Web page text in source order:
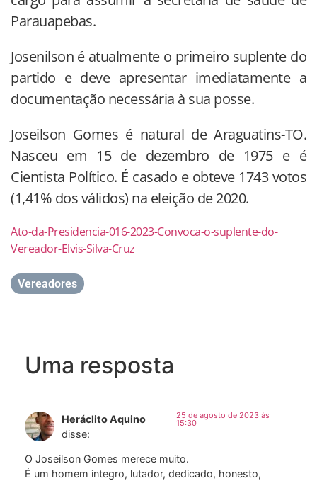
Parauapebas.
Josenilson é atualmente o primeiro suplente do
partido e deve apresentar imediatamente a
documentação necessária à sua posse.
Joseilson Gomes é natural de Araguatins-TO.
Nasceu em 15 de dezembro de 1975 e é
Cientista Político. É casado e obteve 1743 votos
(1,41% dos válidos) na eleição de 2020.
Ato-da-Presidencia-016-2023-Convoca-o-suplente-do-
Vereador-Elvis-Silva-Cruz
Vereadores
Uma resposta
Heráclito Aquino
disse:
25 de agosto de 2023 às
15:30
O Joseilson Gomes merece muito.
É um homem integro, lutador, dedicado, honesto,